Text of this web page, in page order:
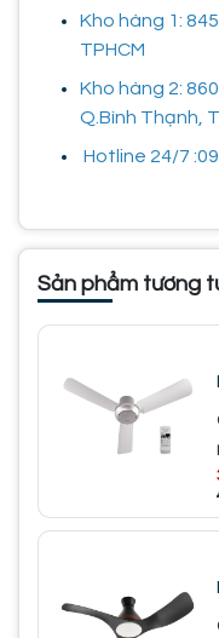
Kho hàng 1:
TPHCM
Kho hàng 2:
Q.Bình Thạnh,
Hotline 24/7
Sản phẩm tương